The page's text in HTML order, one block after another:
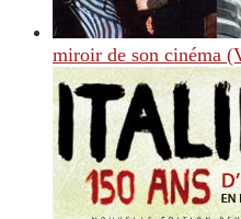
miroir de son cinéma